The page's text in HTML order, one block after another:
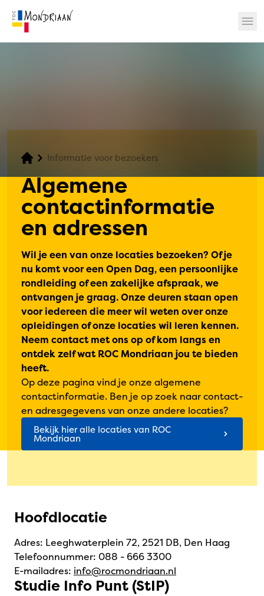
Informatie voor bezoekers
Algemene
contactinformatie
en adressen
Wil je een van onze locaties bezoeken? Of je
nu komt voor een Open Dag, een persoonlijke
rondleiding of een zakelijke afspraak, we
ontvangen je graag. Onze deuren staan open
voor iedereen die meer wil weten over onze
opleidingen of onze locaties wil leren kennen.
Neem contact met ons op of kom langs en
ontdek zelf wat ROC Mondriaan jou te bieden
heeft.
Op deze pagina vind je onze algemene
contactinformatie. Ben je op zoek naar contact-
en adresgegevens van onze andere locaties?
Bekijk hier alle locaties van ROC
Mondriaan
Hoofdlocatie
Adres: Leeghwaterplein 72, 2521 DB, Den Haag
Telefoonnummer: 088 - 666 3300
E-mailadres: info@rocmondriaan.nl
Studie Info Punt (StIP)